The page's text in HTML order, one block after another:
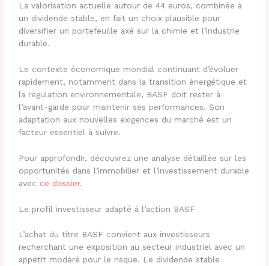
La valorisation actuelle autour de 44 euros, combinée à
un dividende stable, en fait un choix plausible pour
diversifier un portefeuille axé sur la chimie et l’industrie
durable.
Le contexte économique mondial continuant d’évoluer
rapidement, notamment dans la transition énergétique et
la régulation environnementale, BASF doit rester à
l’avant-garde pour maintenir ses performances. Son
adaptation aux nouvelles exigences du marché est un
facteur essentiel à suivre.
Pour approfondir, découvrez une analyse détaillée sur les
opportunités dans l’immobilier et l’investissement durable
avec ce dossier.
Le profil investisseur adapté à l’action BASF
L’achat du titre BASF convient aux investisseurs
recherchant une exposition au secteur industriel avec un
appétit modéré pour le risque. Le dividende stable